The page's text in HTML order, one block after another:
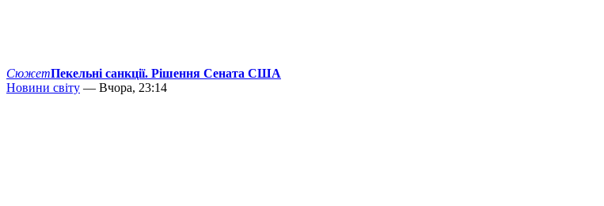
СюжетПекельні санкції. Рішення Сената США
Новини світу — Вчора, 23:14